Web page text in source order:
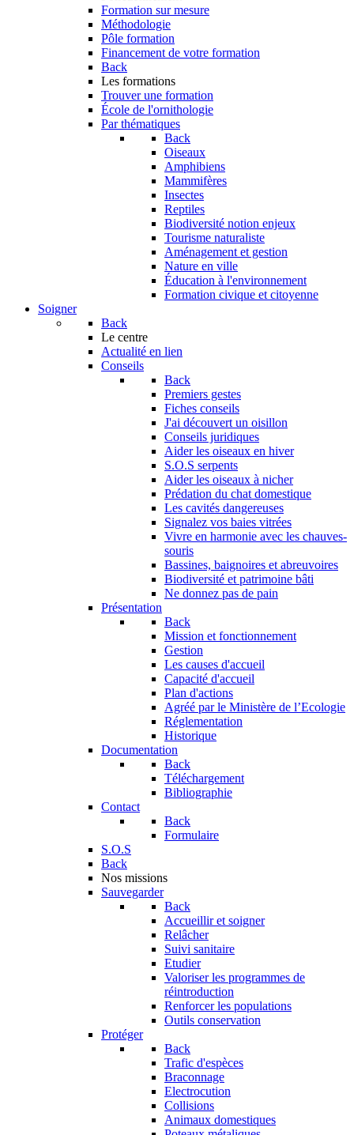
Formation sur mesure
Méthodologie
Pôle formation
Financement de votre formation
Back
Les formations
Trouver une formation
École de l'ornithologie
Par thématiques
Back
Oiseaux
Amphibiens
Mammifères
Insectes
Reptiles
Biodiversité notion enjeux
Tourisme naturaliste
Aménagement et gestion
Nature en ville
Éducation à l'environnement
Formation civique et citoyenne
Soigner
Back
Le centre
Actualité en lien
Conseils
Back
Premiers gestes
Fiches conseils
J'ai découvert un oisillon
Conseils juridiques
Aider les oiseaux en hiver
S.O.S serpents
Aider les oiseaux à nicher
Prédation du chat domestique
Les cavités dangereuses
Signalez vos baies vitrées
Vivre en harmonie avec les chauves-
souris
Bassines, baignoires et abreuvoires
Biodiversité et patrimoine bâti
Ne donnez pas de pain
Présentation
Back
Mission et fonctionnement
Gestion
Les causes d'accueil
Capacité d'accueil
Plan d'actions
Agréé par le Ministère de l’Ecologie
Réglementation
Historique
Documentation
Back
Téléchargement
Bibliographie
Contact
Back
Formulaire
S.O.S
Back
Nos missions
Sauvegarder
Back
Accueillir et soigner
Relâcher
Suivi sanitaire
Etudier
Valoriser les programmes de
réintroduction
Renforcer les populations
Outils conservation
Protéger
Back
Trafic d'espèces
Braconnage
Electrocution
Collisions
Animaux domestiques